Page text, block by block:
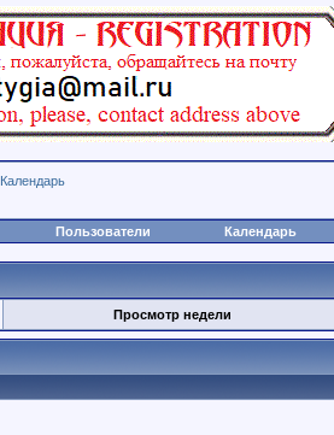
Календарь
Пользователи Календарь
Просмотр недели